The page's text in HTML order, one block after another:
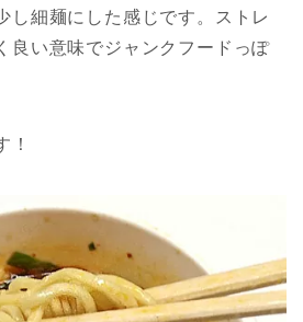
し細麺にした感じです。ストレ
良い意味でジャンクフードっぽ
！